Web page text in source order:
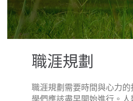
職涯規劃
職涯規劃需要時間與心力的